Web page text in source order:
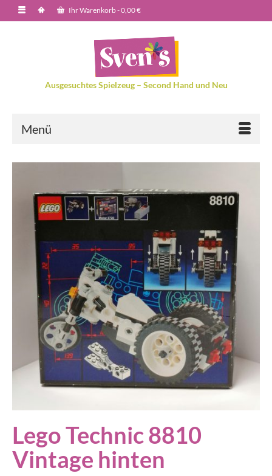
Ihr Warenkorb-0,00€
Ausgesuchtes Spielzeug – Second Hand und Neu
Menü
Lego Technic 8810
Vintage hinten